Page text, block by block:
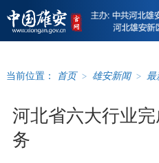
当前位置： 首页 > 雄安新闻 > 最
河北省六大行业
务